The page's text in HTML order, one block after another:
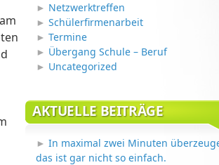
Netzwerktreffen
Schülerfirmenarbeit
Termine
Übergang Schule – Beruf
Uncategorized
AKTUELLE BEITRÄGE
In maximal zwei Minuten
das ist gar nicht so einfach.